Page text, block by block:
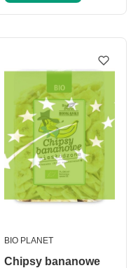
Chipsy bananowe
PRODUCENT
BIO PLANET